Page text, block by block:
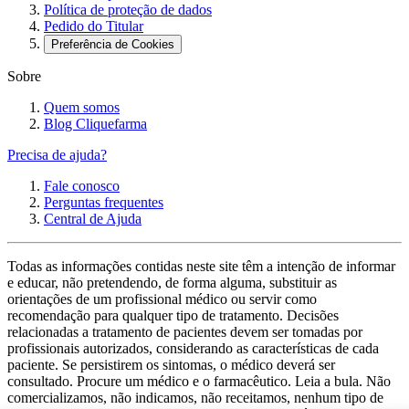
Política de proteção de dados
Pedido do Titular
Preferência de Cookies
Sobre
Quem somos
Blog Cliquefarma
Precisa de ajuda?
Fale conosco
Perguntas frequentes
Central de Ajuda
Todas as informações contidas neste site têm a intenção de informar
e educar, não pretendendo, de forma alguma, substituir as
orientações de um profissional médico ou servir como
recomendação para qualquer tipo de tratamento. Decisões
relacionadas a tratamento de pacientes devem ser tomadas por
profissionais autorizados, considerando as características de cada
paciente. Se persistirem os sintomas, o médico deverá ser
consultado. Procure um médico e o farmacêutico. Leia a bula. Não
comercializamos, não indicamos, não receitamos, nenhum tipo de